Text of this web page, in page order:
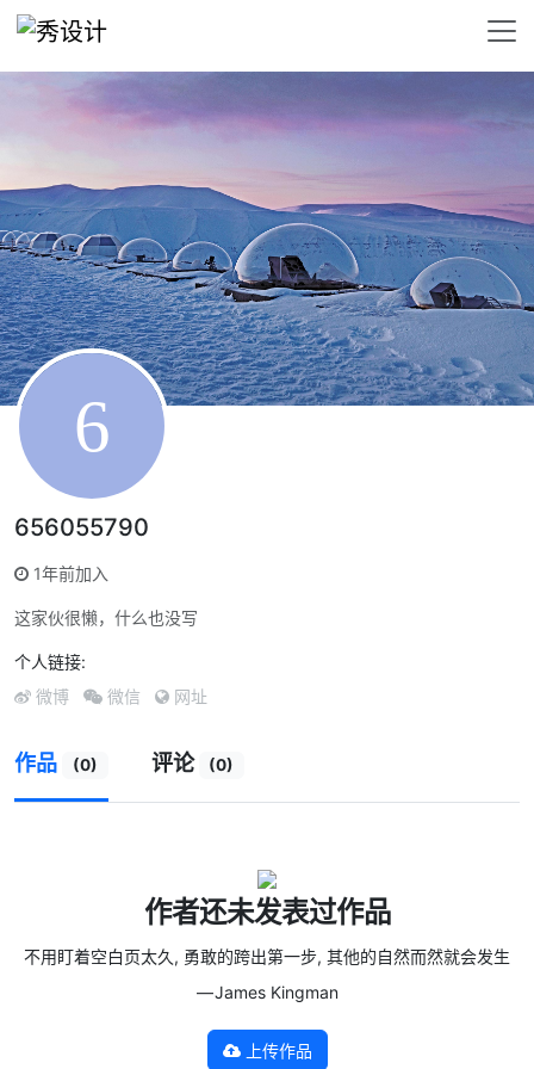
656055790
1年前加入
这家伙很懒，什么也没写
个人链接:
微博 微信 网址
作品 (0) 评论 (0)
作者还未发表过作品
不用盯着空白页太久, 勇敢的跨出第一步, 其他的自然而然就会发生
— James Kingman
上传作品